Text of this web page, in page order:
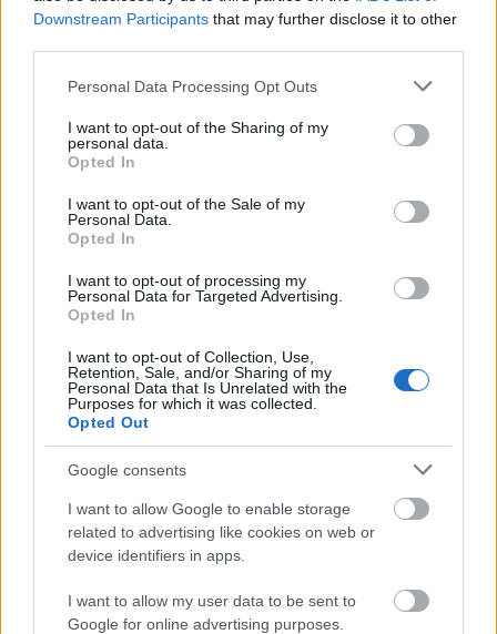
Downstream Participants that may further disclose it to other
Please note that this website/app uses one or more Google
not limited to your visit or usage behaviour. You may click to
grant or deny consent to Google and its third-party tags to
use your data for below specified purposes in below Google
consent section.
Personal Data Processing Opt Outs
I want to opt-out of the Sharing of my
personal data.
Opted In
I want to opt-out of the Sale of my
Personal Data.
Opted In
I want to opt-out of processing my
Personal Data for Targeted Advertising.
Opted In
I want to opt-out of Collection, Use,
Retention, Sale, and/or Sharing of my
Personal Data that Is Unrelated with the
Purposes for which it was collected.
Opted Out
Google consents
I want to allow Google to enable storage
related to advertising like cookies on web or
device identifiers in apps.
I want to allow my user data to be sent to
Google for online advertising purposes.
Διαβάζονται αυτή τη στιγμή
Η γαλάζια «θετική ατζέντα» στο δρόμο για το
2027 - Το παράπονο της Καρυστιανού - Στον
ΣΥΡΙΖΑ μελετούν Ιστορία
Πυρόπληκτοι: Τι σημαίνουν τα «πράσινα»,
«κίτρινα» και «κόκκινα» σπίτια για τις
αποζημιώσεις
Ποια είναι η (κυβερνητική) λίστα με τα μεγάλα
οδικά έργα και τα εκτιμώμενα
χρονοδιαγράμματα
TAGS: Καιρός